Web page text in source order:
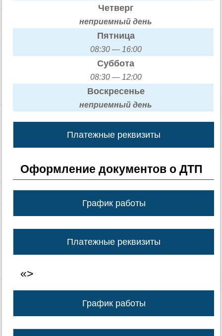
Четверг
неприемный день
Пятница
08:30 — 16:00
Суббота
08:30 — 12:00
Воскресенье
неприемный день
Платежные реквизиты
Оформление документов о ДТП
График работы
Платежные реквизиты
«>
График работы